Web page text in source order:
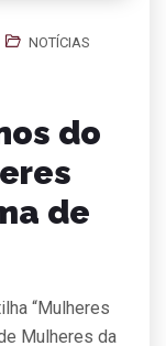
NOTÍCIAS
do
de
“Mulheres
Mulheres da